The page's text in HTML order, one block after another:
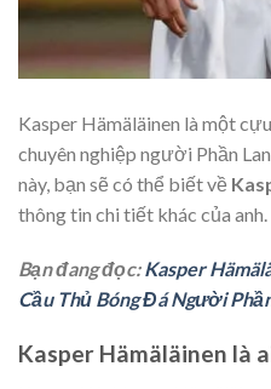
Kasper Hämäläinen là một
chuyên nghiệp người Phần
này, bạn sẽ có thể biết về
thông tin chi tiết khác của anh.
Bạn đang đọc:Kasper
Cầu Thủ Bóng Đá Người
Kasper Hämäläinen là